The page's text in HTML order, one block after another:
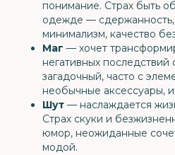
понимание. Страх быть
одежде — сдержанность,
минимализм, качество
Маг — хочет
негативных
загадочный, часто с
необычные аксессуары,
Шут — наслаждается
Страх скуки и
юмор, неожиданные
модой.